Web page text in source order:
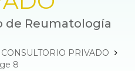
de Reumatología
PRIVADO
8